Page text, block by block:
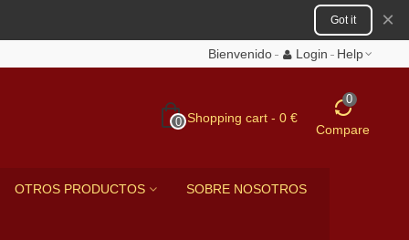
Got it ×
Bienvenido Login Help
0 Shopping cart - 0 €
0
Compare
OTROS PRODUCTOS SOBRE NOSOTROS